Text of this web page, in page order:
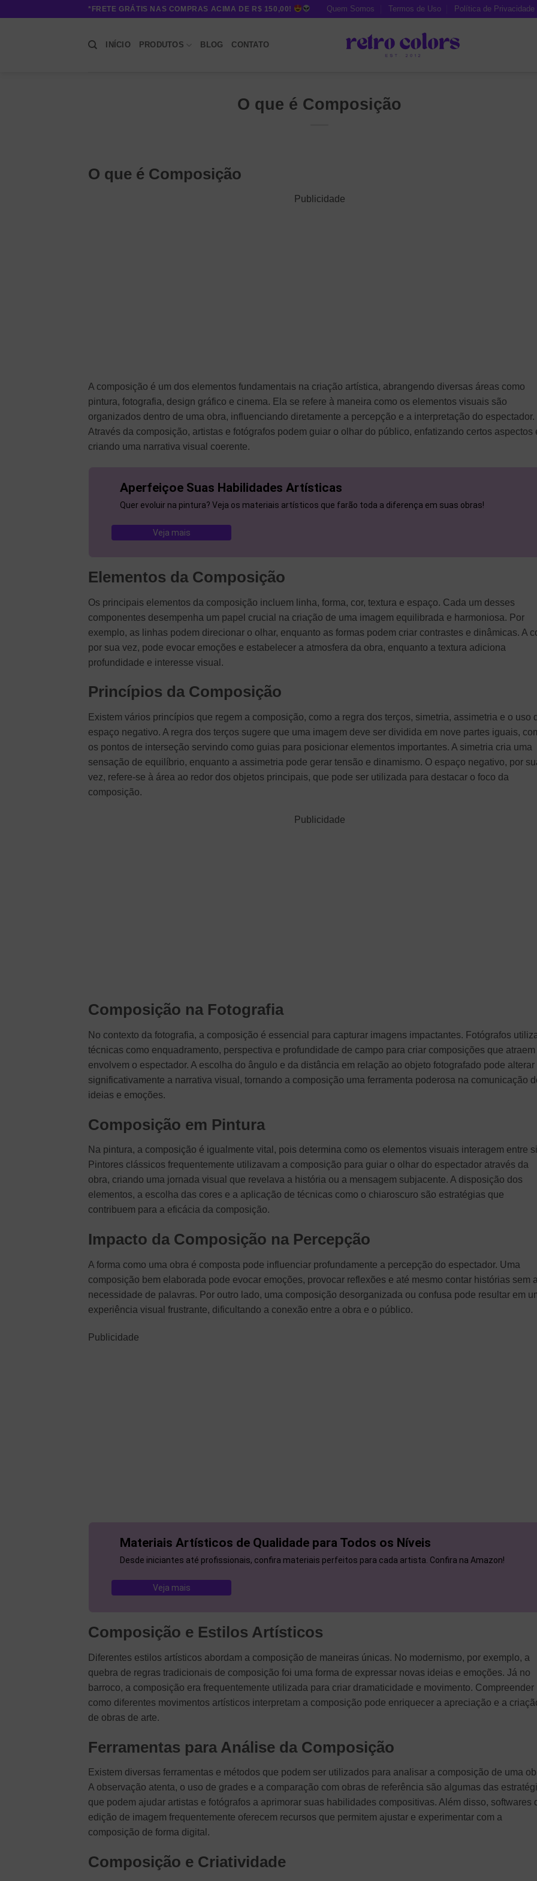
*FRETE GRÁTIS NAS COMPRAS ACIMA DE R$ 150,00! Quem Somos Termos de Uso Política de Privacidade
INÍCIO PRODUTOS BLOG CONTATO
O que é Composição
O que é Composição
Publicidade
A composição é um dos elementos fundamentais na criação artística, abrangendo diversas áreas como
pintura, fotografia, design gráfico e cinema. Ela se refere à maneira como os elementos visuais são
organizados dentro de uma obra, influenciando diretamente a percepção e a interpretação do espectador.
Através da composição, artistas e fotógrafos podem guiar o olhar do público, enfatizando certos aspectos
criando uma narrativa visual coerente.
Aperfeiçoe Suas Habilidades Artísticas
Quer evoluir na pintura? Veja os materiais artísticos que farão toda a diferença em suas obras!
Veja mais
Elementos da Composição
Os principais elementos da composição incluem linha, forma, cor, textura e espaço. Cada um desses
componentes desempenha um papel crucial na criação de uma imagem equilibrada e harmoniosa. Por
exemplo, as linhas podem direcionar o olhar, enquanto as formas podem criar contrastes e dinâmicas. A
por sua vez, pode evocar emoções e estabelecer a atmosfera da obra, enquanto a textura adiciona
profundidade e interesse visual.
Princípios da Composição
Existem vários princípios que regem a composição, como a regra dos terços, simetria, assimetria e o uso
espaço negativo. A regra dos terços sugere que uma imagem deve ser dividida em nove partes iguais,
os pontos de interseção servindo como guias para posicionar elementos importantes. A simetria cria uma
sensação de equilíbrio, enquanto a assimetria pode gerar tensão e dinamismo. O espaço negativo, por
vez, refere-se à área ao redor dos objetos principais, que pode ser utilizada para destacar o foco da
composição.
Publicidade
Composição na Fotografia
No contexto da fotografia, a composição é essencial para capturar imagens impactantes. Fotógrafos
técnicas como enquadramento, perspectiva e profundidade de campo para criar composições que atraem
envolvem o espectador. A escolha do ângulo e da distância em relação ao objeto fotografado pode alterar
significativamente a narrativa visual, tornando a composição uma ferramenta poderosa na comunicação
ideias e emoções.
Composição em Pintura
Na pintura, a composição é igualmente vital, pois determina como os elementos visuais interagem entre
Pintores clássicos frequentemente utilizavam a composição para guiar o olhar do espectador através da
obra, criando uma jornada visual que revelava a história ou a mensagem subjacente. A disposição dos
elementos, a escolha das cores e a aplicação de técnicas como o chiaroscuro são estratégias que
contribuem para a eficácia da composição.
Impacto da Composição na Percepção
A forma como uma obra é composta pode influenciar profundamente a percepção do espectador. Uma
composição bem elaborada pode evocar emoções, provocar reflexões e até mesmo contar histórias sem a
necessidade de palavras. Por outro lado, uma composição desorganizada ou confusa pode resultar em
experiência visual frustrante, dificultando a conexão entre a obra e o público.
Publicidade
Materiais Artísticos de Qualidade para Todos os Níveis
Desde iniciantes até profissionais, confira materiais perfeitos para cada artista. Confira na Amazon!
Veja mais
Composição e Estilos Artísticos
Diferentes estilos artísticos abordam a composição de maneiras únicas. No modernismo, por exemplo, a
quebra de regras tradicionais de composição foi uma forma de expressar novas ideias e emoções. Já no
barroco, a composição era frequentemente utilizada para criar dramaticidade e movimento. Compreender
como diferentes movimentos artísticos interpretam a composição pode enriquecer a apreciação e a
de obras de arte.
Ferramentas para Análise da Composição
Existem diversas ferramentas e métodos que podem ser utilizados para analisar a composição de uma
A observação atenta, o uso de grades e a comparação com obras de referência são algumas das
que podem ajudar artistas e fotógrafos a aprimorar suas habilidades compositivas. Além disso, softwares
edição de imagem frequentemente oferecem recursos que permitem ajustar e experimentar com a
composição de forma digital.
Composição e Criatividade